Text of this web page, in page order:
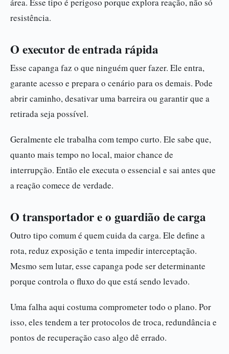
resistência.
O executor de entrada rápida
Esse capanga faz o que ninguém quer fazer. Ele entra,
garante acesso e prepara o cenário para os demais. Pode
abrir caminho, desativar uma barreira ou garantir que a
retirada seja possível.
Geralmente ele trabalha com tempo curto. Ele sabe que,
quanto mais tempo no local, maior chance de
interrupção. Então ele executa o essencial e sai antes que
a reação comece de verdade.
O transportador e o guardião de carga
Outro tipo comum é quem cuida da carga. Ele define a
rota, reduz exposição e tenta impedir interceptação.
Mesmo sem lutar, esse capanga pode ser determinante
porque controla o fluxo do que está sendo levado.
Uma falha aqui costuma comprometer todo o plano. Por
isso, eles tendem a ter protocolos de troca, redundância e
pontos de recuperação caso algo dê errado.